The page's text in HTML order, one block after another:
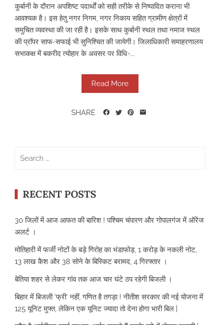
कुर्बानी के दौरान अपशिष्ट पदार्थों को सही तरीके से निष्पादित कराना भी
आवश्यक है। इस हेतु नगर निगम, नगर निकाय सहित ग्रामीण क्षेत्रों में
समुचित व्यवस्था की जा रही है। इसके साथ कुर्बानी स्थल तथा नमाज स्थल
की प्रॉपर साफ-सफाई भी सुनिश्चित की जायेगी। जिलाधिकारी समाहरणालय
सभाकक्ष में बकरीद त्योहार के अवसर पर विधि-...
Read More
SHARE
RECENT POSTS
30 जिलों में आज आफत की बारिश ! पश्चिम चंपारण और गोपालगंज में ऑरेंज
अलर्ट ।
मोतिहारी में फर्जी नोटों के बड़े गिरोह का भंडाफोड़, 1 करोड़ के नकली नोट,
13 लाख कैश और 38 सोने के बिस्किट बरामद, 4 गिरफ्तार ।
बेतिया शहर से लेकर गांव तक आज चार घंटे ठप रहेगी बिजली ।
बिहार में बिजली ‘फ्री’ नहीं, गणित है तगड़ा ! नीतीश सरकार की नई योजना में
125 यूनिट मुफ्त, लेकिन एक यूनिट ज्यादा तो देना होगा भारी बिल |